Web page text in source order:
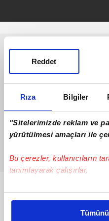
Rıza Bilgiler
"Sitelerimizde reklam ve
yürütülmesi amaçları ile
Bu çerezler, kullanıcıların
tanımlayarak çalışırlar.
Bu çerezlere izin vermeniz
daha iyi reklam deneyimi
Reddet
Bunlar da Var